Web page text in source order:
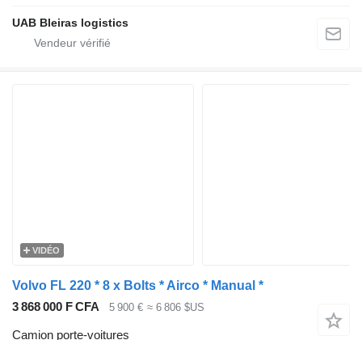
UAB Bleiras logistics
VIDÉO
Volvo FL 220 * 8 x Bolts * Airco * Manual *
3 868 000 F CFA
5 900 € ≈ 6 806 $US
Camion porte-voitures